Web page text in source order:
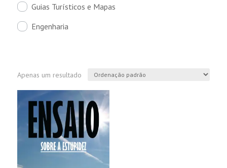
Guias Turísticos e Mapas
Engenharia
Apenas um resultado